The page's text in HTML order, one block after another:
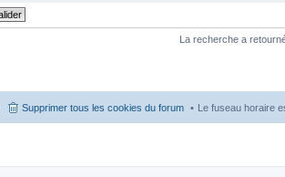
La recherche a
Le fuseau horaire
Supprimer tous les cookies du forum